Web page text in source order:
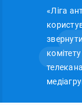
«Ліга